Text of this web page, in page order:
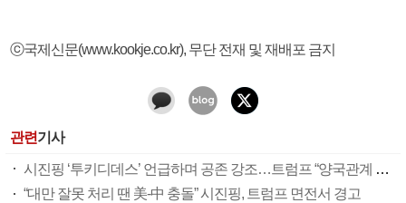
ⓒ국제신문(www.kookje.co.kr), 무단 전재 및 재배포 금지
관련기사
시진핑 ‘투키디데스’ 언급하며 공존 강조…트럼프 “양국관계 좋아질 것”
“대만 잘못 처리 땐 美-中 충돌” 시진핑, 트럼프 면전서 경고